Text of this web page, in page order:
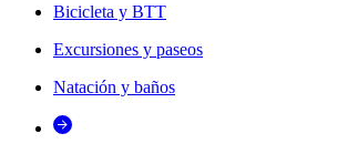
Bicicleta y BTT
Excursiones y paseos
Natación y baños